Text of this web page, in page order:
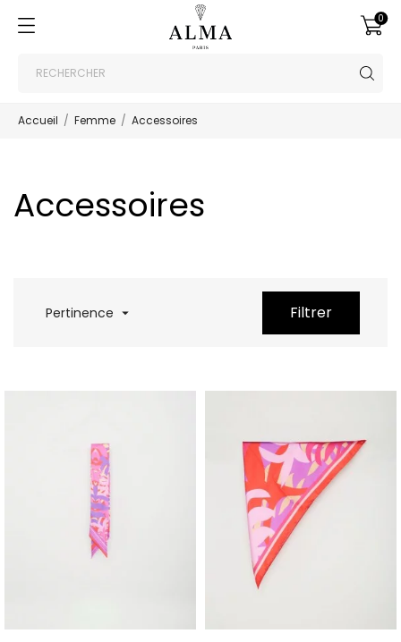
0
Accueil Femme Accessoires
Accessoires
Pertinence  Filtrer